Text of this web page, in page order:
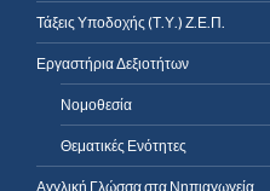
Τάξεις Υποδοχής (Τ.Υ.) Ζ.Ε.Π.
Εργαστήρια Δεξιοτήτων
Νομοθεσία
Θεματικές Ενότητες
Αγγλική Γλώσσα στα Νηπιαγωγεία